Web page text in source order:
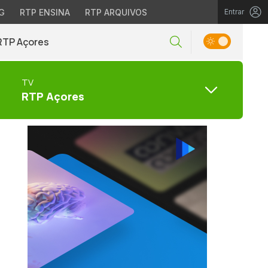
RTP ENSINA RTP ARQUIVOS Entrar
Açores
TV
RTP Açores